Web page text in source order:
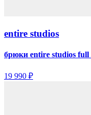
entire studios
брюки entire studios full
19 990 ₽